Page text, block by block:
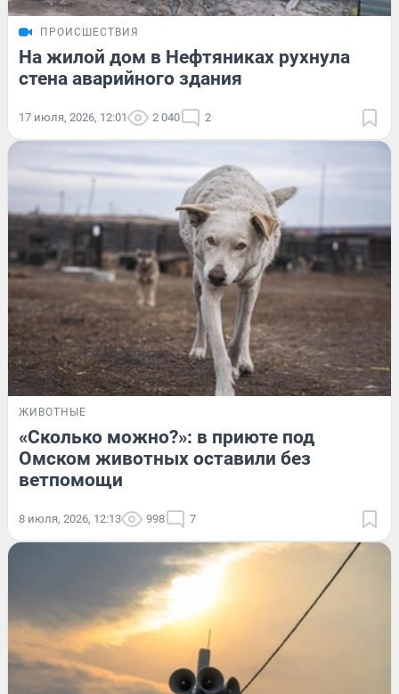
ПРОИСШЕСТВИЯ
На жилой дом в Нефтяниках рухнула
стена аварийного здания
17 июля, 2026, 12:01 2 040 2
ЖИВОТНЫЕ
«Сколько можно?»: в приюте под
Омском животных оставили без
ветпомощи
8 июля, 2026, 12:13 998 7